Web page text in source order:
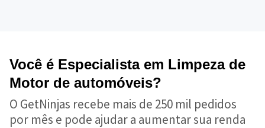
Você é Especialista em Limpeza de
Motor de automóveis?
O GetNinjas recebe mais de 250 mil pedidos
por mês e pode ajudar a aumentar sua renda